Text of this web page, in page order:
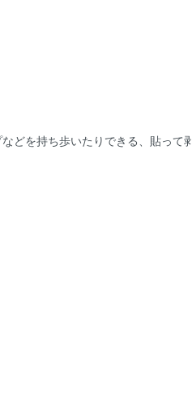
を持ち歩いたりできる、貼って